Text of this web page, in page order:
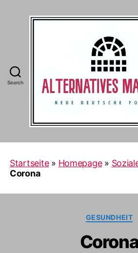
Search
Startseite» Homepage»
Corona
GESUNDHEIT